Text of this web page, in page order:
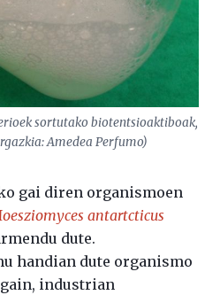
sortutako biotentsioaktiboak,
Amedea Perfumo)
gai diren organismoen
antartcticus
dute.
handian dute organismo
industrian